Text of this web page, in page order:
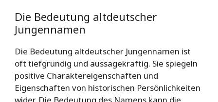
Die Bedeutung altdeutscher
Jungennamen
Die Bedeutung altdeutscher Jungennamen ist
oft tiefgründig und aussagekräftig. Sie spiegeln
positive Charaktereigenschaften und
Eigenschaften von historischen Persönlichkeiten
wider. Die Bedeutung des Namens kann die